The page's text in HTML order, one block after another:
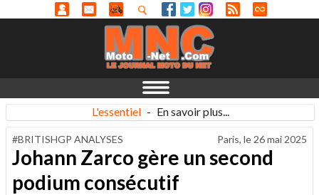
L'essentiel - En savoir plus...
#BRITISHGP ANALYSES Paris, le 26 mai 2025
Johann Zarco gère un second
podium consécutif